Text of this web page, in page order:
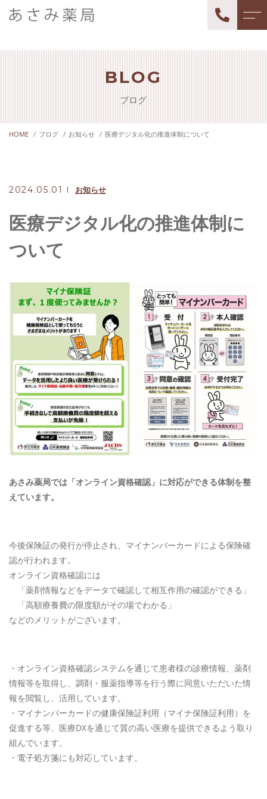
当薬局について
処方箋調剤
よくある質問
ブログ
011-716-7350
メールでのお問い合わせ
CONTACT
BLOG
ブログ
HOME ブログ お知らせ 医療デジタル化の推進体制について
2024.05.01 お知らせ
医療デジタル化の推進体制に
ついて
あさみ薬局では「オンライン資格確認」に対応ができる体制を整
えています。
今後保険証の発行が停止され、マイナンバーカードによる保険確
認が行われます。
オンライン資格確認には
「薬剤情報などをデータで確認して相互作用の確認ができる」
「高額療養費の限度額がその場でわかる」
などのメリットがございます。
・オンライン資格確認システムを通じて患者様の診療情報、薬剤
情報等を取得し、調剤・服薬指導等を行う際に同意いただいた情
報を閲覧し、活用しています。
・マイナンバーカードの健康保険証利用（マイナ保険証利用）を
促進する等、医療DXを通じて質の高い医療を提供できるよう取り
組んでいます。
・電子処方箋にも対応しています。